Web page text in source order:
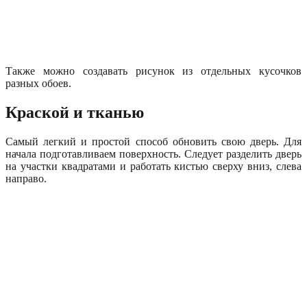
Также можно создавать рисунок из отдельных кусочков
разных обоев.
Краской и тканью
Самый легкий и простой способ обновить свою дверь. Для
начала подготавливаем поверхность. Следует разделить дверь
на участки квадратами и работать кистью сверху вниз, слева
направо.